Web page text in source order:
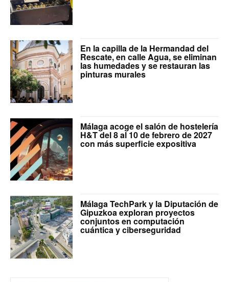
En la capilla de la Hermandad del
Rescate, en calle Agua, se eliminan
las humedades y se restauran las
pinturas murales
Málaga acoge el salón de hostelería
H&T del 8 al 10 de febrero de 2027
con más superficie expositiva
Málaga TechPark y la Diputación de
Gipuzkoa exploran proyectos
conjuntos en computación
cuántica y ciberseguridad